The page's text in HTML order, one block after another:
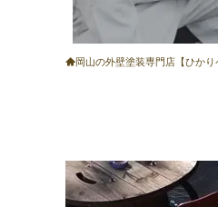
岡山の外壁塗装専門店【ひかり